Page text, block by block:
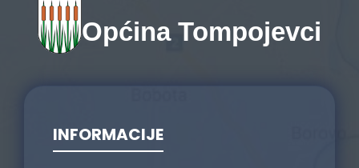
Općina Tompojevci
INFORMACIJE